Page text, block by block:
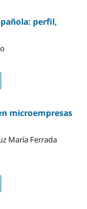
perfil,
microempresas
María Ferrada